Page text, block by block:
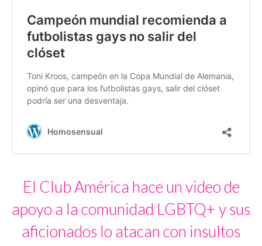
El Club América hace un video de
apoyo a la comunidad LGBTQ+ y sus
aficionados lo atacan con insultos